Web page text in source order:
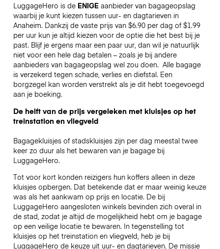
LuggageHero is de ENIGEaanbieder van bagageopslag
waarbij je kunt kiezen tussen uur- en dagtarieven in
Anaheim. Dankzij de vaste prijs van $6.90 per dag of $1.99
per uur kun je altijd kiezen voor de optie die het best bij je
past. Blijf je ergens maar een paar uur, dan wil je natuurlijk
niet voor een hele dag betalen – zoals je bij andere
aanbieders van bagageopslag wel zou doen. Alle bagage
is verzekerd tegen schade, verlies en diefstal. Een
borgzegel kan worden verstrekt als je dit hebt toegevoegd
aan je boeking.
De helft van de prijs vergeleken met kluisjes op het
treinstation en vliegveld
Bagagekluisjes of stadskluisjes zijn per dag meestal twee
keer zo duur als het bewaren van je bagage bij
LuggageHero.
Tot voor kort konden reizigers hun koffers alleen in deze
kluisjes opbergen. Dat betekende dat er maar weinig keuze
was als het aankwam op prijs en locatie. De bij
LuggageHero aangesloten winkels bevinden zich overal in
de stad, zodat je altijd de mogelijkheid hebt om je bagage
op een veilige locatie te bewaren. In tegenstelling tot
kluisjes op het treinstation en vliegveld, heb je bij
LuggageHero de keuze uit uur- en dagtarieven. De missie